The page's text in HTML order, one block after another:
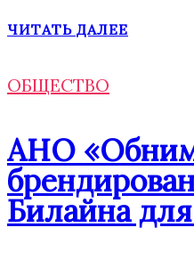
ЧИТАТЬ ДАЛЕЕ
ОБЩЕСТВО
АНО
Билайна